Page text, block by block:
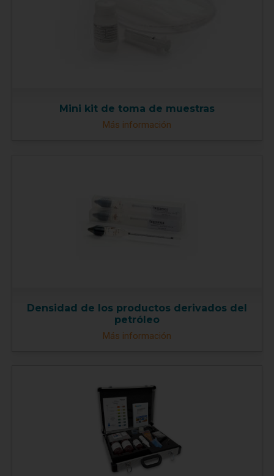
Mini kit de toma de muestras
Más información
Densidad de los productos derivados del
petróleo
Más información